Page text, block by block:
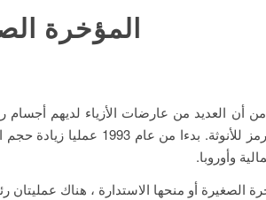
المؤخرة
أن العديد من عارضات الأزياء لديهم أجسام
البارزة هي رمز للأنوثة. بدءا
وأوروبا.
الصغيرة أو منحها الاستدارة ، هناك عمليتان